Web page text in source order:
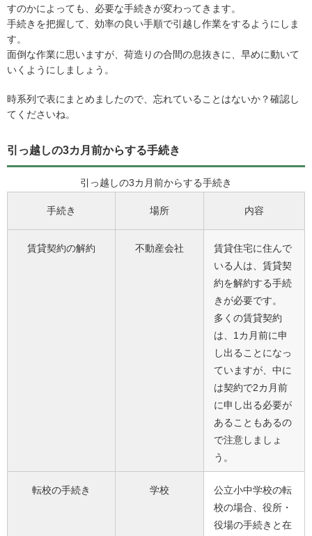
すのかによっても、必要な手続きが変わってきます。
手続きを把握して、効率の良い手順で引越し作業をするようにしま
す。
面倒な作業に思いますが、荷造りの合間の息抜きに、早めに動いて
いくようにしましょう。
時系列で表にまとめましたので、忘れていることはないか？確認し
てくださいね。
引っ越しの3カ月前からする手続き
引っ越しの3カ月前からする手続き
手続き 場所 内容
賃貸契約の解約 不動産会社
賃貸住宅に住んで
いる人は、賃貸契
約を解約する手続
きが必要です。
多くの賃貸契約
は、1カ月前に申
し出ることになっ
ていますが、中に
は契約で2カ月前
に申し出る必要が
あることもあるの
で注意しましょ
う。
転校の手続き 学校
公立小中学校の転
校の場合、役所・
役場の手続きと在